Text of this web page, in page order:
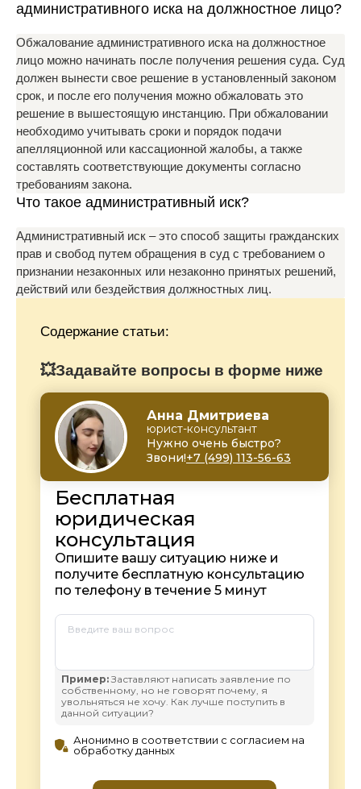
административного иска на должностное лицо?
Обжалование административного иска на должностное
лицо можно начинать после получения решения суда. Суд
должен вынести свое решение в установленный законом
срок, и после его получения можно обжаловать это
решение в вышестоящую инстанцию. При обжаловании
необходимо учитывать сроки и порядок подачи
апелляционной или кассационной жалобы, а также
составлять соответствующие документы согласно
требованиям закона.
Что такое административный иск?
Административный иск – это способ защиты гражданских
прав и свобод путем обращения в суд с требованием о
признании незаконных или незаконно принятых решений,
действий или бездействия должностных лиц.
Содержание статьи:
💥Задавайте вопросы в форме ниже